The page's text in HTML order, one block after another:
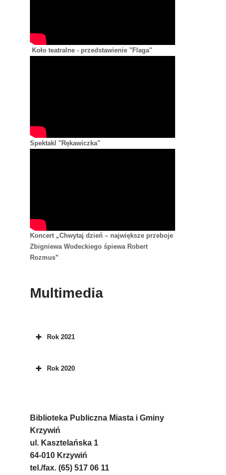
Koło teatralne - przedstawienie "Flaga"
Spektakl "Rękawiczka"
Koncert „Chwytaj dzień – największe przeboje
Zbigniewa Wodeckiego śpiewa Robert
Rozmus”
Multimedia
Rok 2021
Rok 2020
Biblioteka Publiczna Miasta i Gminy
Krzywiń
ul. Kasztelańska 1
64-010 Krzywiń
tel./fax. (65) 517 06 11